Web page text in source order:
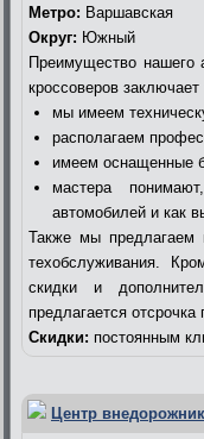
Метро: Варшавская
Округ: Южный
Преимущество нашего
кроссоверов
мы имеем
располагаем
имеем оснащенные
мастера
автомобилей и как
Также мы предлагаем
техобслуживания.
скидки и
предлагается отсрочка
Скидки: постоянным
Центр